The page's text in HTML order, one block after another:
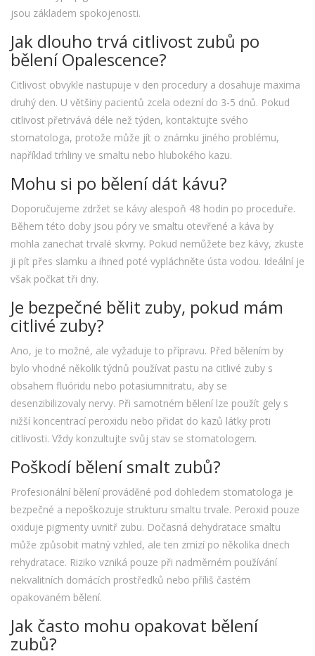
jsou základem spokojenosti.
Jak dlouho trvá citlivost zubů po
bělení Opalescence?
Citlivost obvykle nastupuje v den procedury a dosahuje maxima
druhý den. U většiny pacientů zcela odezní do 3-5 dnů. Pokud
citlivost přetrvává déle než týden, kontaktujte svého
stomatologa, protože může jít o známku jiného problému,
například trhliny ve smaltu nebo hlubokého kazu.
Mohu si po bělení dát kávu?
Doporučujeme zdržet se kávy alespoň 48 hodin po proceduře.
Během této doby jsou póry ve smaltu otevřené a káva by
mohla zanechat trvalé skvrny. Pokud nemůžete bez kávy, zkuste
ji pít přes slamku a ihned poté vypláchněte ústa vodou. Ideální je
však počkat tři dny.
Je bezpečné bělit zuby, pokud mám
citlivé zuby?
Ano, je to možné, ale vyžaduje to přípravu. Před bělením by
bylo vhodné několik týdnů používat pastu na citlivé zuby s
obsahem fluóridu nebo potasiumnitratu, aby se
desenzibilizovaly nervy. Při samotném bělení lze použít gely s
nižší koncentrací peroxidu nebo přidat do kazů látky proti
citlivosti. Vždy konzultujte svůj stav se stomatologem.
Poškodí bělení smalt zubů?
Profesionální bělení prováděné pod dohledem stomatologa je
bezpečné a nepoškozuje strukturu smaltu trvale. Peroxid pouze
oxiduje pigmenty uvnitř zubu. Dočasná dehydratace smaltu
může způsobit matný vzhled, ale ten zmizí po několika dnech
rehydratace. Riziko vzniká pouze při nadměrném používání
nekvalitních domácích prostředků nebo příliš častém
opakovaném bělení.
Jak často mohu opakovat bělení
zubů?